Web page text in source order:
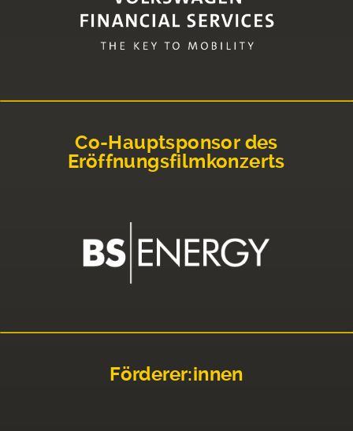
Co-Hauptsponsor des
Eröffnungsfilmkonzerts
Förderer:innen